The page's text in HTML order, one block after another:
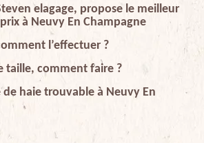
elagage, propose le meilleur
à Neuvy En Champagne
l’effectuer ?
taille, comment faire ?
haie trouvable à Neuvy En